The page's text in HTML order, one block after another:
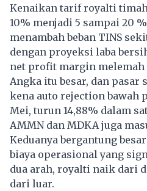
Kenaikan tarif royalti
10% menjadi 5 sampai 20
menambah beban TINS
dengan proyeksi laba
net profit margin melemah
Angka itu besar, dan pasar
kena auto rejection bawah
Mei, turun 14,88% dalam
AMMN dan MDKA juga
Keduanya bergantung
biaya operasional yang
dua arah, royalti naik dari
dari luar.